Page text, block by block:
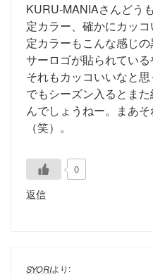
KURU-MANIAさんどう
定カラー、確かにカッ
定カラーもこんな感じ
サーロゴが貼られている
それもカッコいいなと思
でもシーズン入るとま
んでしょうねー。まあ
（笑）。
0
返信
SYORIより: